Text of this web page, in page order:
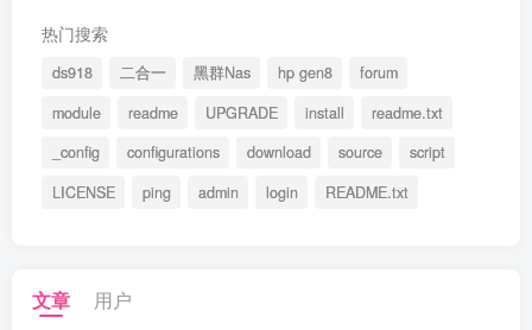
热门搜索
ds918 二合一 黑群Nas hp gen8
forum
module
readme UPGRADE install
readme.txt
_config
configurations download source
script
LICENSE
ping admin login README.txt
文章 用户